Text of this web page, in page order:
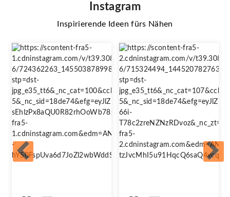
Instagram
Inspirierende Ideen fürs Nähen